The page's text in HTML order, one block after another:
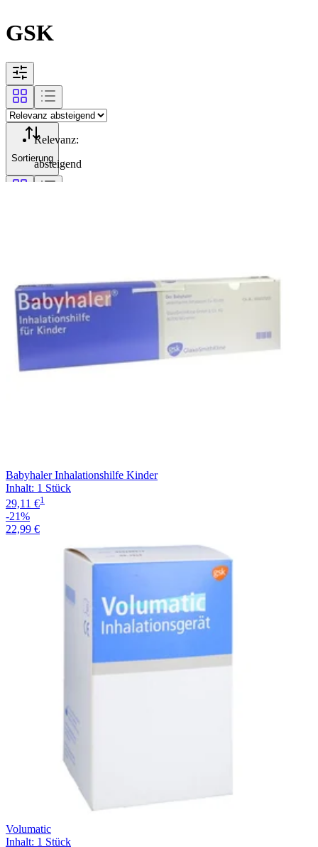
GSK
Sortierung
Relevanz:
absteigend
Babyhaler Inhalationshilfe Kinder
Inhalt: 1 Stück
29,11 €1
-21%
22,99 €
Volumatic
Inhalt: 1 Stück